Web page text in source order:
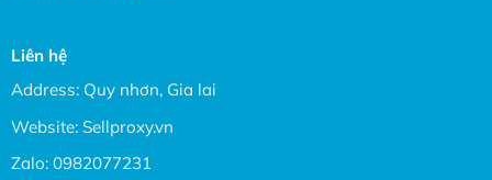
Liên hệ
Address: Quy nhơn, Gia lai
Website: Sellproxy.vn
Zalo: 0982077231